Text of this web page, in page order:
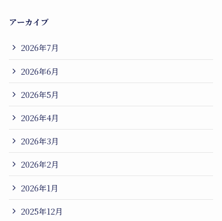
アーカイブ
2026年7月
2026年6月
2026年5月
2026年4月
2026年3月
2026年2月
2026年1月
2025年12月